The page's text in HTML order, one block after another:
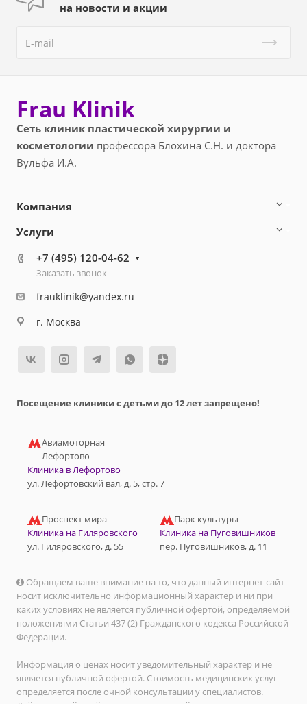
на новости и акции
Frau Klinik
Сеть клиник пластической хирургии и
косметологии профессора Блохина С.Н. и доктора
Вульфа И.А.
Компания
Услуги
+7 (495) 120-04-62
Заказать звонок
frauklinik@yandex.ru
г. Москва
Посещение клиники с детьми до 12 лет запрещено!
Авиамоторная
Лефортово
Клиника в Лефортово
ул. Лефортовский вал, д. 5, стр. 7
Проспект мира
Клиника на Гиляровского
ул. Гиляровского, д. 55
Парк культуры
Клиника на Пуговишников
пер. Пуговишников, д. 11
Обращаем ваше внимание на то, что данный интернет-сайт
носит исключительно информационный характер и ни при
каких условиях не является публичной офертой, определяемой
положениями Статьи 437 (2) Гражданского кодекса Российской
Федерации.
Информация о ценах носит уведомительный характер и не
является публичной офертой. Стоимость медицинских услуг
определяется после очной консультации у специалистов.